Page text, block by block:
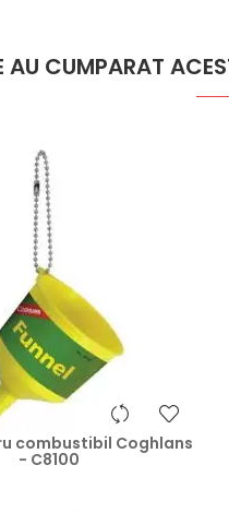
AU CUMPARAT
combustibil Coghlans
- C8100